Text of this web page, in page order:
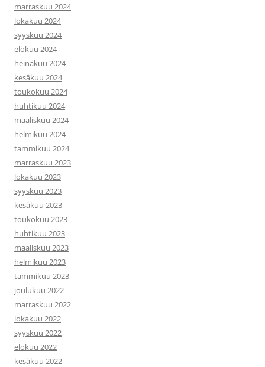
marraskuu 2024
lokakuu 2024
syyskuu 2024
elokuu 2024
heinäkuu 2024
kesäkuu 2024
toukokuu 2024
huhtikuu 2024
maaliskuu 2024
helmikuu 2024
tammikuu 2024
marraskuu 2023
lokakuu 2023
syyskuu 2023
kesäkuu 2023
toukokuu 2023
huhtikuu 2023
maaliskuu 2023
helmikuu 2023
tammikuu 2023
joulukuu 2022
marraskuu 2022
lokakuu 2022
syyskuu 2022
elokuu 2022
kesäkuu 2022